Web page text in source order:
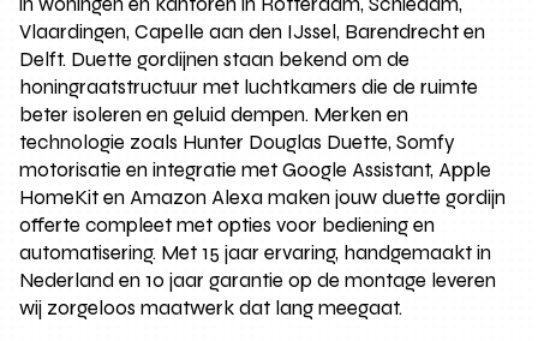
Vlaardingen, Capelle aan den IJssel, Barendrecht en
Delft. Duette gordijnen staan bekend om de
honingraatstructuur met luchtkamers die de ruimte
beter isoleren en geluid dempen. Merken en
technologie zoals Hunter Douglas Duette, Somfy
motorisatie en integratie met Google Assistant, Apple
HomeKit en Amazon Alexa maken jouw duette gordijn
offerte compleet met opties voor bediening en
automatisering. Met 15 jaar ervaring, handgemaakt in
Nederland en 10 jaar garantie op de montage leveren
wij zorgeloos maatwerk dat lang meegaat.